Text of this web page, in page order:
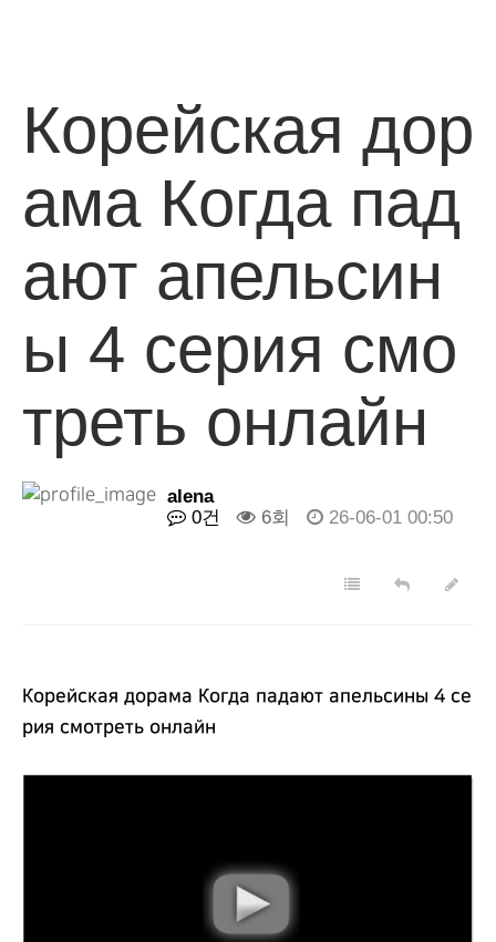
Корейская дор
ама Когда пад
ают апельсин
ы 4 серия смо
треть онлайн
alena
0건
6회 26-06-01 00:50
Корейская дорама Когда падают апельсины 4 се
рия смотреть онлайн